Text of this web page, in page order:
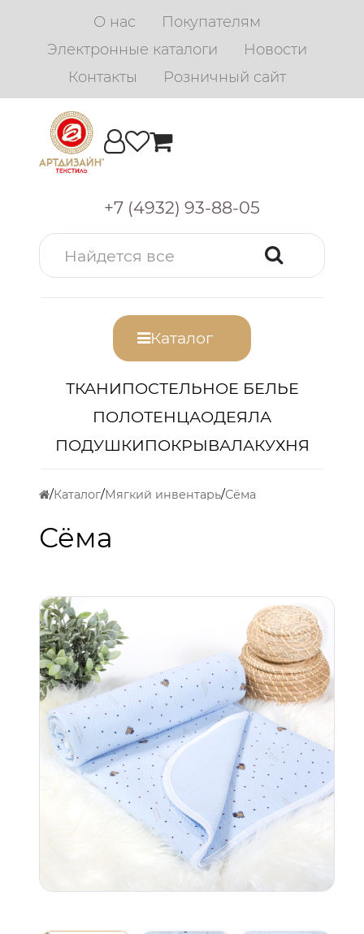
О нас
Покупателям
Электронные каталоги
Новости
Контакты
Розничный сайт
+7 (4932) 93-88-05
Каталог
ТКАНИПОСТЕЛЬНОЕ БЕЛЬЕ
ПОЛОТЕНЦАОДЕЯЛА
ПОДУШКИПОКРЫВАЛАКУХНЯ
Каталог Мягкий инвентарь Сёма
Сёма